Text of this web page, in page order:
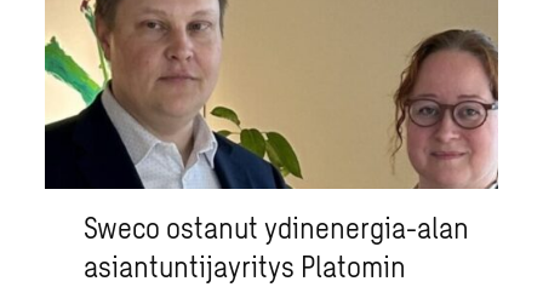
Sweco ostanut ydinenergia-alan
asiantuntijayritys Platomin